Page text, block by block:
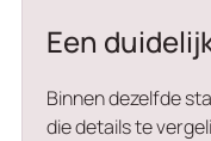
Een
Binnen dezelfde
die details te